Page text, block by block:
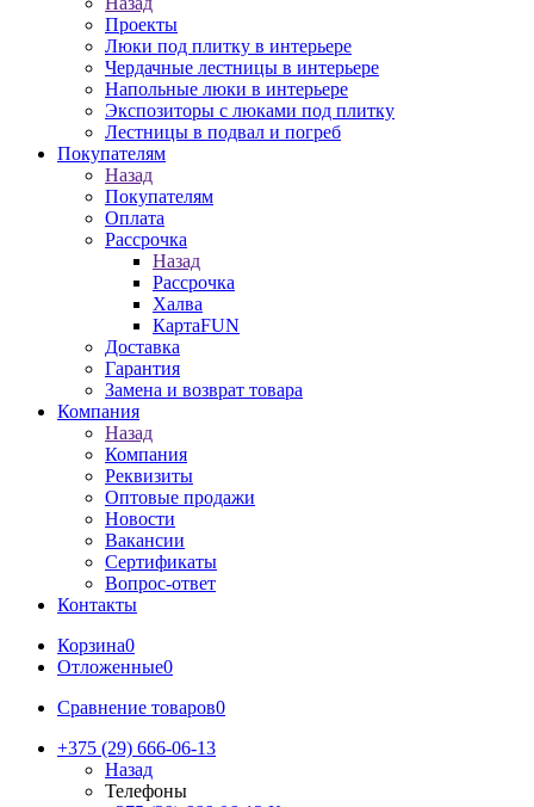
Проекты
Люки под плитку в интерьере
Чердачные лестницы в интерьере
Напольные люки в интерьере
Экспозиторы с люками под плитку
Лестницы в подвал и погреб
Покупателям
Назад
Покупателям
Оплата
Рассрочка
Назад
Рассрочка
Халва
КартаFUN
Доставка
Гарантия
Замена и возврат товара
Компания
Назад
Компания
Реквизиты
Оптовые продажи
Новости
Вакансии
Сертификаты
Вопрос-ответ
Контакты
Корзина0
Отложенные0
Сравнение товаров0
+375 (29) 666-06-13
Назад
Телефоны